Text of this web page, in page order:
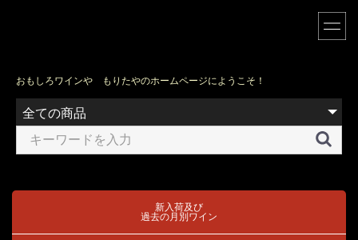
おもしろワインや もりたやのホームページにようこそ！
新入荷及び
過去の月別ワイン